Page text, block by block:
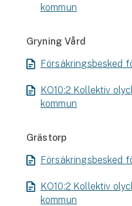
kommun
Gryning Vård
Försäkringsbesked
KO10:2 Kollektiv
kommun
Grästorp
Försäkringsbesked
KO10:2 Kollektiv
kommun